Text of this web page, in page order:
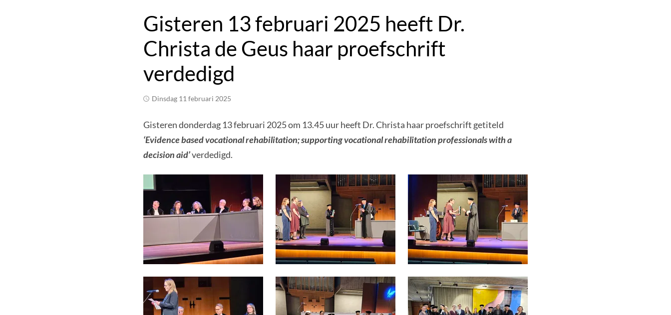
Gisteren 13 februari 2025 heeft Dr.
Christa de Geus haar proefschrift
verdedigd
dinsdag 11 februari 2025
Gisteren donderdag 13 februari 2025 om 13.45 uur heeft Dr. Christa haar proefschrift getiteld
‘Evidence based vocational rehabilitation; supporting vocational rehabilitation professionals with a
decision aid’verdedigd.